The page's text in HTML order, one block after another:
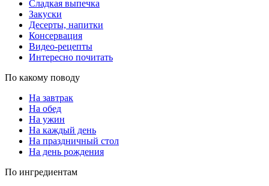
Сладкая выпечка
Закуски
Десерты, напитки
Консервация
Видео-рецепты
Интересно почитать
По какому поводу
На завтрак
На обед
На ужин
На каждый день
На праздничный стол
На день рождения
По ингредиентам